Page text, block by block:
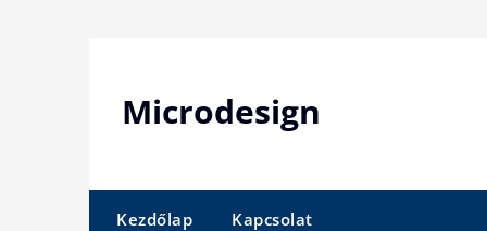
Microdesign
Kezdőlap Kapcsolat